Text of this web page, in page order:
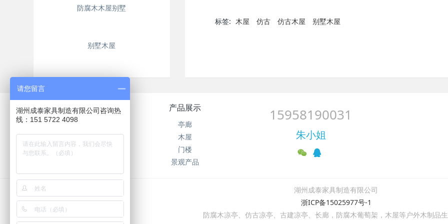
标签: 木屋 仿古 仿古木屋 别墅木屋
防腐木木屋别墅
别墅木屋
关于我们
公司简介
在线留言
联系我们
产品展示
亭廊
木屋
门楼
景观产品
15958190031
朱小姐
湖州成泰家具制造有限公司
浙ICP备15025977号-1
防腐木凉亭、仿古凉亭、古建凉亭、长廊，防腐木葡萄架，木屋等户外木制品
请您留言
湖州成泰家具制造有限公司咨询热
线：151 5722 4098